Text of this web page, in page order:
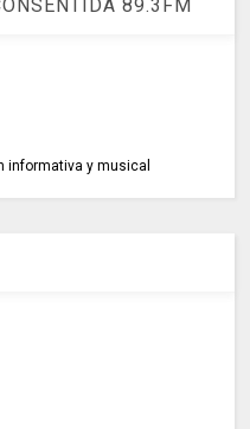
89.3FM
informativa y musical